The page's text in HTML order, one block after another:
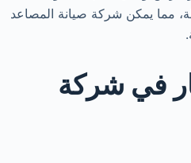
مما يمكن شركة صيانة المصاعد
في شركة